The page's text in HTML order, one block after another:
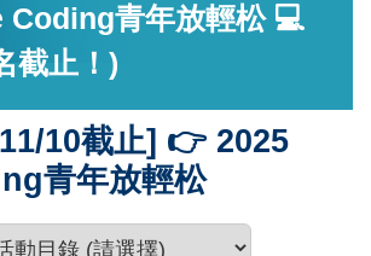
Coding青年放輕松 💻
截止！)
10截止] 👉 2025
青年放輕松